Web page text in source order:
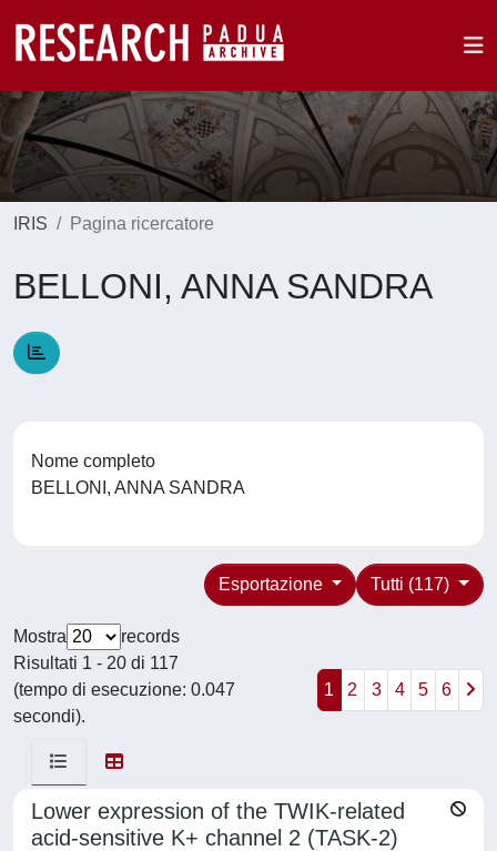
IRIS Pagina ricercatore
BELLONI, ANNA SANDRA
Nome completo
BELLONI, ANNA SANDRA
Tutti (117)
Esportazione
Mostra
records
Risultati 1 - 20 di 117
(tempo di esecuzione: 0.047
secondi).
1 2 3 4 5 6
Lower expression of the TWIK-related
acid-sensitive K+ channel 2 (TASK-2)